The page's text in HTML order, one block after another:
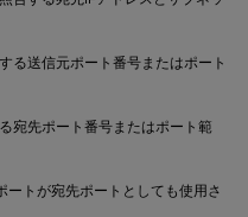
る送信元ポート番号またはポート
宛先ポート番号またはポート範
ートが宛先ポートとしても使用さ